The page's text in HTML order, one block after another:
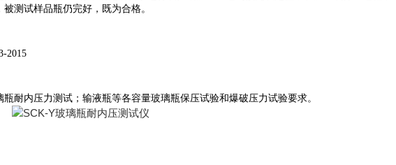
测试样品瓶仍完好，既为合格。
2015
耐内压力测试；输液瓶等各容量玻璃瓶保压试验和爆破压力试验要求。